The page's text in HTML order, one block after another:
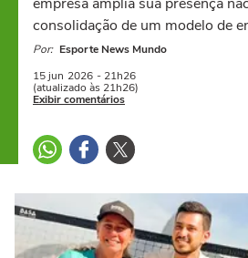
consolidação de um modelo de
Por: Esporte News Mundo
15 jun 2026 - 21h26
(atualizado às 21h26)
Exibir comentários